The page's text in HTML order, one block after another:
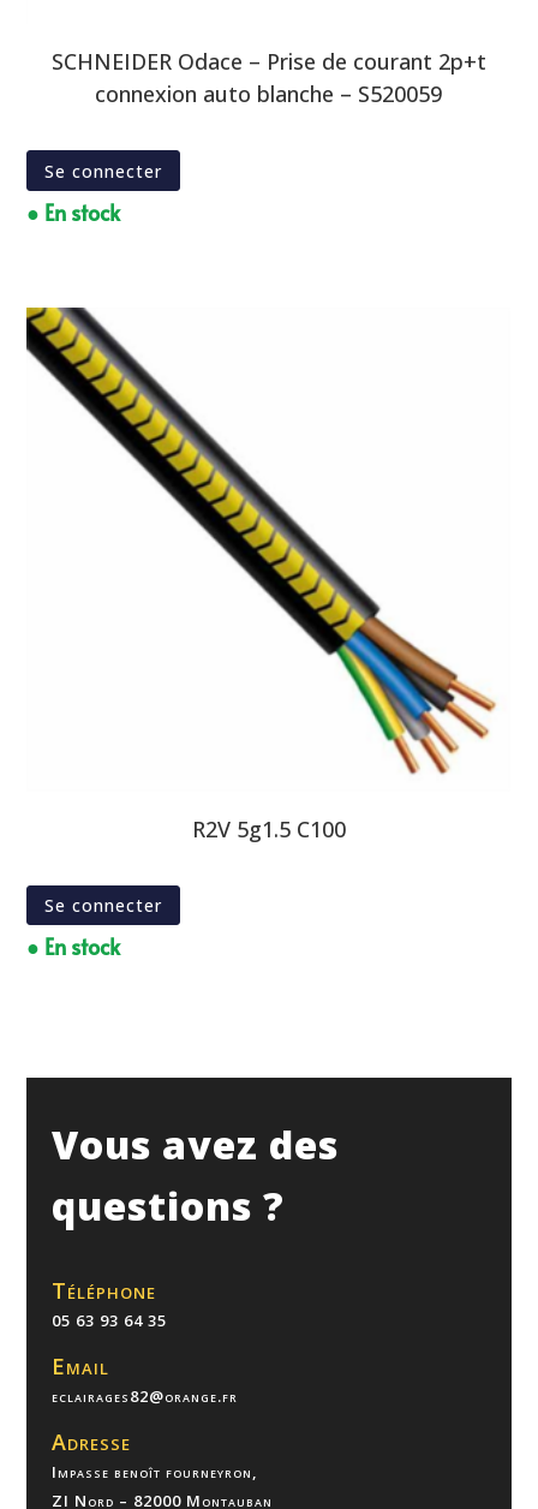
SCHNEIDER Odace – Prise de courant 2p+t
connexion auto blanche – S520059
Se connecter
● En stock
R2V 5g1.5 C100
Se connecter
● En stock
Vous avez des
questions ?
Téléphone
05 63 93 64 35
Email
eclairages82@orange.fr
Adresse
Impasse benoît fourneyron,
ZI Nord – 82000 Montauban